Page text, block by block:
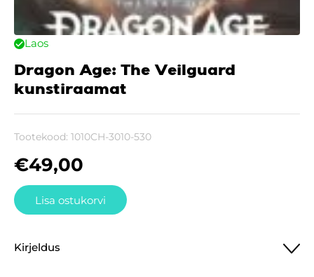
Laos
Dragon Age: The Veilguard
kunstiraamat
Tootekood: 1010CH-3010-530
€49,00
Lisa ostukorvi
Kirjeldus